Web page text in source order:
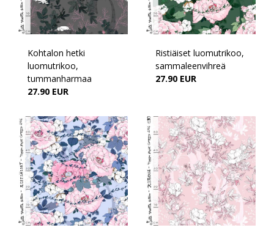
Kohtalon hetki
luomutrikoo,
tummanharmaa
27.90 EUR
Ristiäiset luomutrikoo,
sammaleenvihreä
27.90 EUR